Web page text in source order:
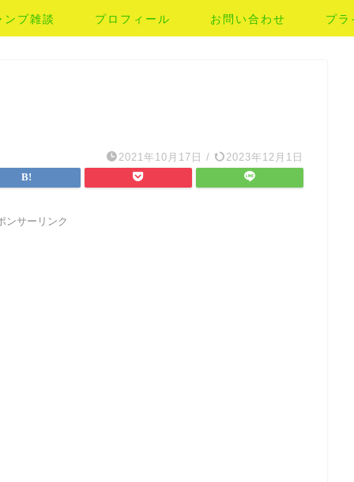
ンプ雑談 プロフィール お問い合わせ プラ
2021年10月17日 / 2023年12月1日
ンサーリンク